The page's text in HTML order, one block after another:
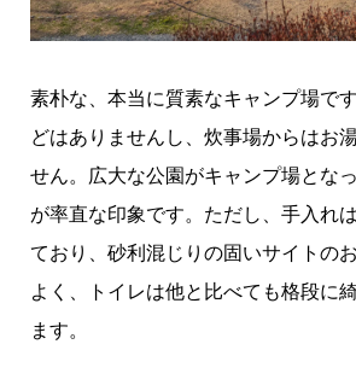
素朴な、本当に質素なキャンプ場で
どはありませんし、炊事場からはお
せん。広大な公園がキャンプ場とな
が率直な印象です。ただし、手入れ
ており、砂利混じりの固いサイトの
よく、トイレは他と比べても格段に
ます。